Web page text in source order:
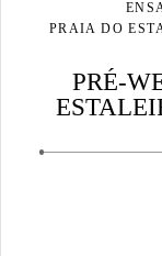
PRAIA DO
PRÉ-